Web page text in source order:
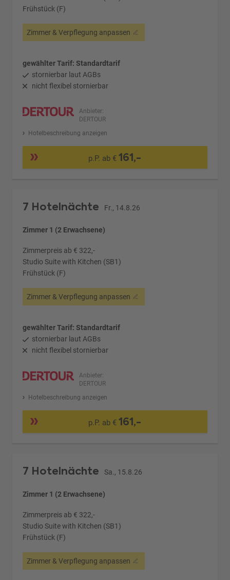
Frühstück (F)
Zimmer & Verpflegung anpassen
gewählter Tarif: Standardtarif
stornierbar laut AGBs
nicht flexibel stornierbar
Anbieter:
DERTOUR
Hotelbeschreibung anzeigen
p.P. ab €161,-
7 Hotelnächte Fr., 14.8.26
Zimmer 1 (2 Erwachsene)
Zimmerpreis ab € 322,-
Studio Suite with Kitchen (SB1)
Frühstück (F)
Zimmer & Verpflegung anpassen
gewählter Tarif: Standardtarif
stornierbar laut AGBs
nicht flexibel stornierbar
Anbieter:
DERTOUR
Hotelbeschreibung anzeigen
p.P. ab €161,-
7 Hotelnächte Sa., 15.8.26
Zimmer 1 (2 Erwachsene)
Zimmerpreis ab € 322,-
Studio Suite with Kitchen (SB1)
Frühstück (F)
Zimmer & Verpflegung anpassen